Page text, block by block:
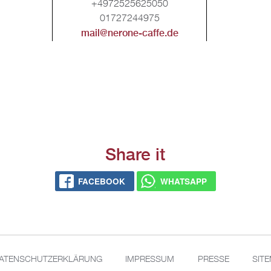
+4972525625050
01727244975
mail@​nerone-​caffe.​de
Share it
FACE­BOOK WHATS­APP
IM­PRES­SUM PRES­SE